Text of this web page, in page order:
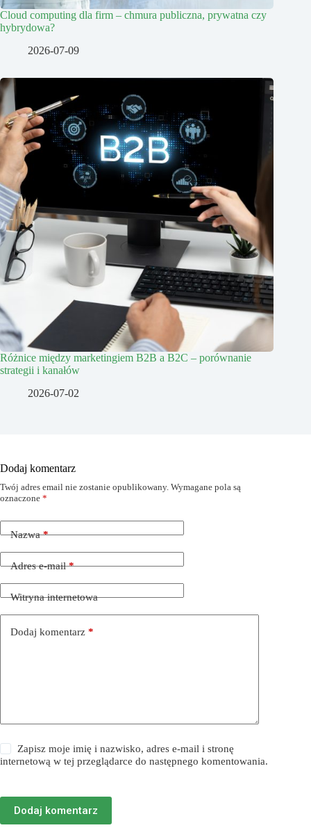
Cloud computing dla firm – chmura publiczna, prywatna czy
hybrydowa?
2026-07-09
Różnice między marketingiem B2B a B2C – porównanie
strategii i kanałów
2026-07-02
Dodaj komentarz
Twój adres email nie zostanie opublikowany. Wymagane pola są
oznaczone *
Nazwa*
Adres e-mail*
Witryna internetowa
Dodaj komentarz *
Zapisz moje imię i nazwisko, adres e-mail i stronę
internetową w tej przeglądarce do następnego komentowania.
Dodaj komentarz